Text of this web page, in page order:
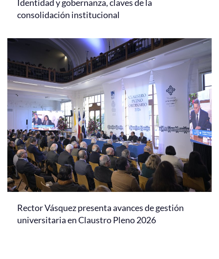
Identidad y gobernanza, claves de la
consolidación institucional
Rector Vásquez presenta avances de gestión
universitaria en Claustro Pleno 2026